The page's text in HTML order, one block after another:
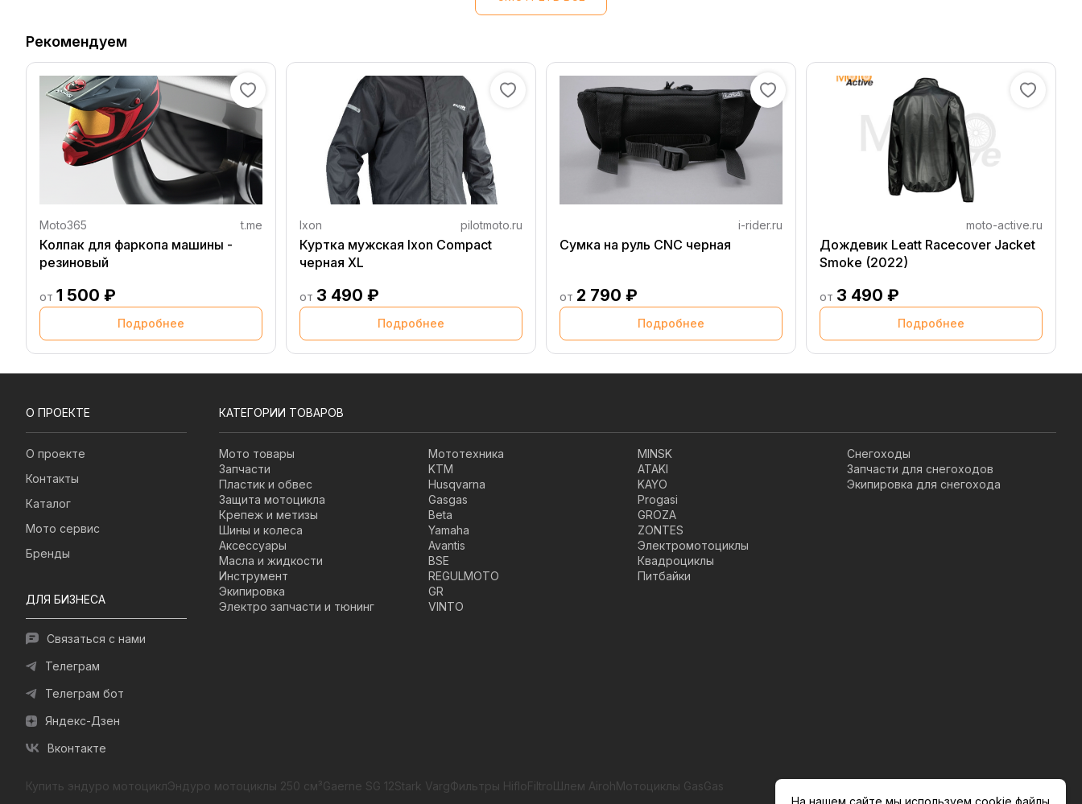
Рекомендуем
Moto365 t.me
Колпак для фаркопа машины -
резиновый
от 1 500 ₽
Подробнее
Ixon pilotmoto.ru
Куртка мужская Ixon Compact
черная XL
от 3 490 ₽
Подробнее
i-rider.ru
Сумка на руль CNC черная
от 2 790 ₽
Подробнее
moto-active.ru
Дождевик Leatt Racecover Jacket
Smoke (2022)
от 3 490 ₽
Подробнее
О ПРОЕКТЕ
О проекте
Контакты
Каталог
Мото сервис
Бренды
ДЛЯ БИЗНЕСА
Связаться с нами
Телеграм
Телеграм бот
Яндекс-Дзен
Вконтакте
КАТЕГОРИИ ТОВАРОВ
Мото товары
Запчасти
Пластик и обвес
Защита мотоцикла
Крепеж и метизы
Шины и колеса
Аксессуары
Масла и жидкости
Инструмент
Экипировка
Электро запчасти и тюнинг
Мототехника
KTM
Husqvarna
Gasgas
Beta
Yamaha
Avantis
BSE
REGULMOTO
GR
VINTO
MINSK
ATAKI
KAYO
Progasi
GROZA
ZONTES
Электромотоциклы
Квадроциклы
Питбайки
Снегоходы
Запчасти для снегоходов
Экипировка для снегохода
Купить эндуро мотоциклЭндуро мотоциклы 250 см³Gaerne SG 12Stark VargФильтры HifloFiltroШлем AirohМотоциклы GasGas
На нашем сайте мы используем cookie файлы